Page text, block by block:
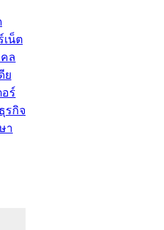
เน็ต
ล
ย
อร์
รกิจ
า